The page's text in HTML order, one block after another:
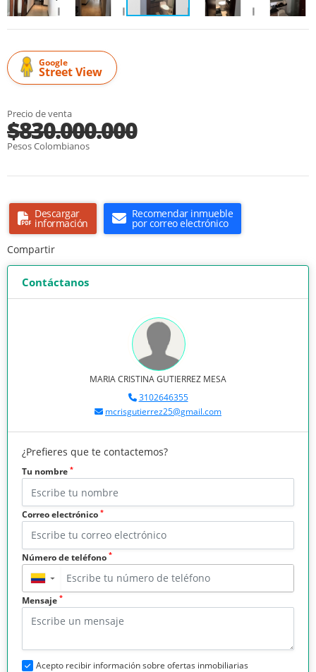
Google
Street View
Precio de venta
$830.000.000
Pesos Colombianos
Descargar
información
Recomendar inmueble
por correo electrónico
Compartir
Contáctanos
MARIA CRISTINA GUTIERREZ MESA
3102646355
mcrisgutierrez25@gmail.com
¿Prefieres que te contactemos?
Tu nombre *
Correo electrónico *
Número de teléfono *
▼
Mensaje *
Acepto recibir información sobre ofertas inmobiliarias